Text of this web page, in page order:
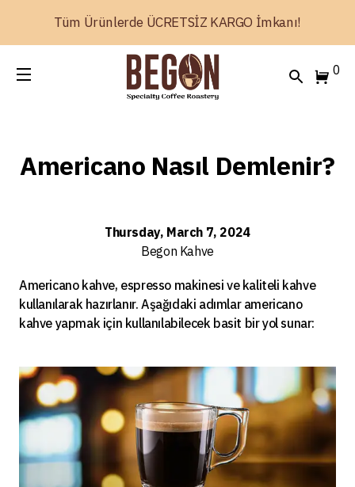
Tüm Ürünlerde ÜCRETSİZ KARGO İmkanı!
0
Americano Nasıl Demlenir?
Thursday, March 7, 2024
Begon Kahve
Americano kahve, espresso makinesi ve kaliteli kahve
kullanılarak hazırlanır. Aşağıdaki adımlar americano
kahve yapmak için kullanılabilecek basit bir yol sunar: